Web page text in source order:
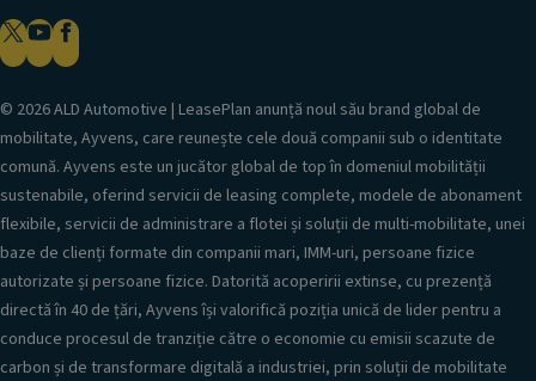
© 2026 ALD Automotive | LeasePlan anunță noul său brand global de
mobilitate, Ayvens, care reunește cele două companii sub o identitate
comună. Ayvens este un jucător global de top în domeniul mobilității
sustenabile, oferind servicii de leasing complete, modele de abonament
flexibile, servicii de administrare a flotei și soluții de multi-mobilitate, unei
baze de clienți formate din companii mari, IMM-uri, persoane fizice
autorizate și persoane fizice. Datorită acoperirii extinse, cu prezență
directă în 40 de țări, Ayvens își valorifică poziția unică de lider pentru a
conduce procesul de tranziție către o economie cu emisii scazute de
carbon și de transformare digitală a industriei, prin soluții de mobilitate